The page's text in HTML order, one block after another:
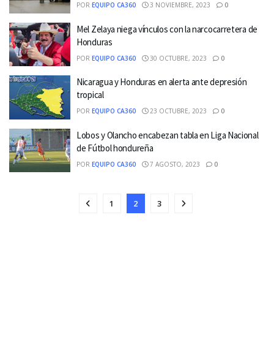
POR EQUIPO CA360 3 NOVIEMBRE, 2023 0
Mel Zelaya niega vínculos con la narcocarretera de
Honduras
POR EQUIPO CA360 30 OCTUBRE, 2023 0
Nicaragua y Honduras en alerta ante depresión
tropical
POR EQUIPO CA360 23 OCTUBRE, 2023 0
Lobos y Olancho encabezan tabla en Liga Nacional
de Fútbol hondureña
POR EQUIPO CA360 7 AGOSTO, 2023 0
1 2 3